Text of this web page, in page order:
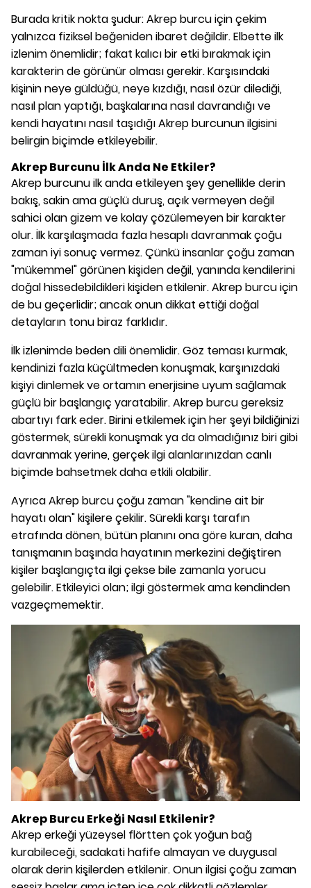
Burada kritik nokta şudur: Akrep burcu için çekim
yalnızca fiziksel beğeniden ibaret değildir. Elbette ilk
izlenim önemlidir; fakat kalıcı bir etki bırakmak için
karakterin de görünür olması gerekir. Karşısındaki
kişinin neye güldüğü, neye kızdığı, nasıl özür dilediği,
nasıl plan yaptığı, başkalarına nasıl davrandığı ve
kendi hayatını nasıl taşıdığı Akrep burcunun ilgisini
belirgin biçimde etkileyebilir.
Akrep Burcunu İlk Anda Ne Etkiler?
Akrep burcunu ilk anda etkileyen şey genellikle derin
bakış, sakin ama güçlü duruş, açık vermeyen değil
sahici olan gizem ve kolay çözülemeyen bir karakter
olur. İlk karşılaşmada fazla hesaplı davranmak çoğu
zaman iyi sonuç vermez. Çünkü insanlar çoğu zaman
"mükemmel" görünen kişiden değil, yanında kendilerini
doğal hissedebildikleri kişiden etkilenir. Akrep burcu için
de bu geçerlidir; ancak onun dikkat ettiği doğal
detayların tonu biraz farklıdır.
İlk izlenimde beden dili önemlidir. Göz teması kurmak,
kendinizi fazla küçültmeden konuşmak, karşınızdaki
kişiyi dinlemek ve ortamın enerjisine uyum sağlamak
güçlü bir başlangıç yaratabilir. Akrep burcu gereksiz
abartıyı fark eder. Birini etkilemek için her şeyi bildiğinizi
göstermek, sürekli konuşmak ya da olmadığınız biri gibi
davranmak yerine, gerçek ilgi alanlarınızdan canlı
biçimde bahsetmek daha etkili olabilir.
Ayrıca Akrep burcu çoğu zaman "kendine ait bir
hayatı olan" kişilere çekilir. Sürekli karşı tarafın
etrafında dönen, bütün planını ona göre kuran, daha
tanışmanın başında hayatının merkezini değiştiren
kişiler başlangıçta ilgi çekse bile zamanla yorucu
gelebilir. Etkileyici olan; ilgi göstermek ama kendinden
vazgeçmemektir.
Akrep Burcu Erkeği Nasıl Etkilenir?
Akrep erkeği yüzeysel flörtten çok yoğun bağ
kurabileceği, sadakati hafife almayan ve duygusal
olarak derin kişilerden etkilenir. Onun ilgisi çoğu zaman